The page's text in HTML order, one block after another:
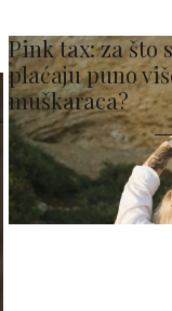
Pink tax: za što
plaćaju puno
muškaraca?